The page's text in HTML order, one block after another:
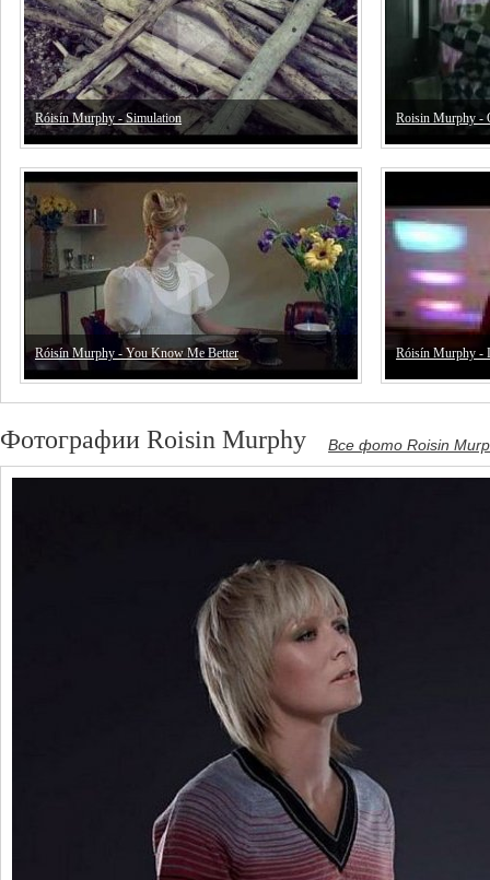
Róisín Murphy - Simulation Roisin Murphy -
Róisín Murphy - You Know Me Better Róisín Murphy -
Фотографии Roisin Murphy Все фото Roisin